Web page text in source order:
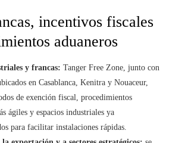
incentivos fiscales
aduaneros
y francas: Tanger Free Zone, junto con
en Casablanca, Kenitra y Nouaceur,
de exención fiscal, procedimientos
ágiles y espacios industriales ya
para facilitar instalaciones rápidas.